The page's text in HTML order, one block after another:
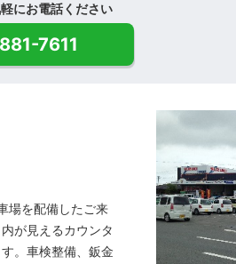
にお電話ください
7611
場を配備したご来
が見えるカウンタ
。車検整備、鈑金